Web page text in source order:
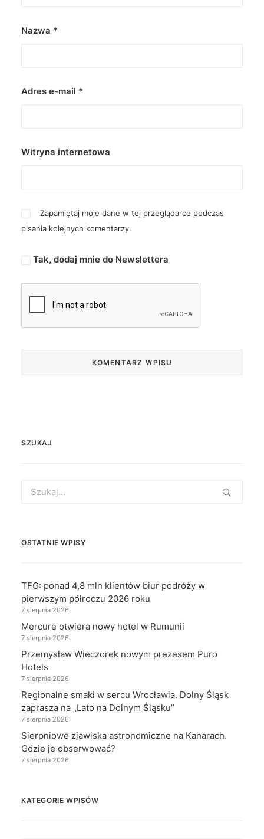
Nazwa *
Adres e-mail *
Witryna internetowa
Zapamiętaj moje dane w tej przeglądarce podczas
pisania kolejnych komentarzy.
Tak, dodaj mnie do Newslettera
SZUKAJ
for:
OSTATNIE WPISY
TFG: ponad 4,8 mln klientów biur podróży w
pierwszym półroczu 2026 roku
7 sierpnia 2026
Mercure otwiera nowy hotel w Rumunii
7 sierpnia 2026
Przemysław Wieczorek nowym prezesem Puro
Hotels
7 sierpnia 2026
Regionalne smaki w sercu Wrocławia. Dolny Śląsk
zaprasza na „Lato na Dolnym Śląsku”
7 sierpnia 2026
Sierpniowe zjawiska astronomiczne na Kanarach.
Gdzie je obserwować?
7 sierpnia 2026
KATEGORIE WPISÓW